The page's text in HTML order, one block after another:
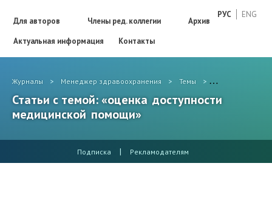
РУС ENG
Для авторов Члены ред. коллегии
Архив
Актуальная информация
Контакты
Журналы > Менеджер здравоохранения > Темы > оценка
Статьи с темой: «оценка доступности
медицинской помощи»
Подписка | Рекламодателям